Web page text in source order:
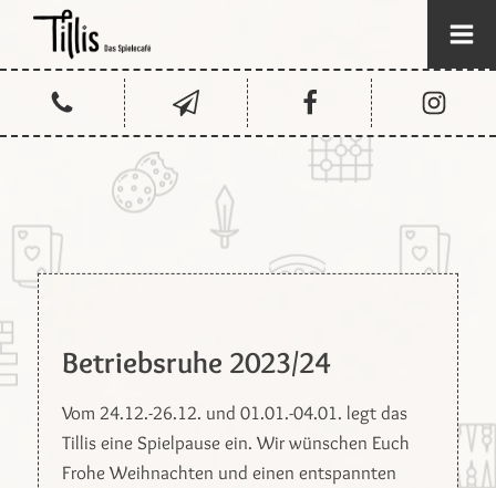
Betriebsruhe 2023/24
Vom 24.12.-26.12. und 01.01.-04.01. legt das
Tillis eine Spielpause ein. Wir wünschen Euch
Frohe Weihnachten und einen entspannten